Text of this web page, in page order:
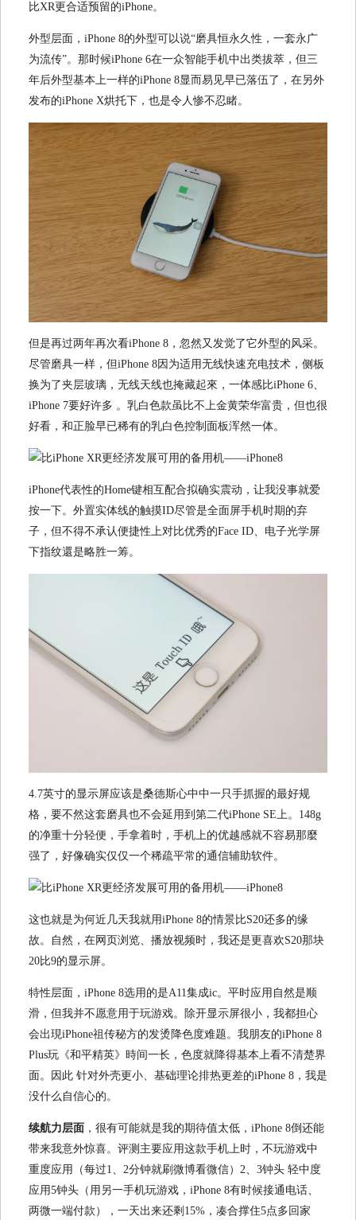
比XR更合适预留的iPhone。
外型层面，iPhone 8的外型可以说“磨具恒永久性，一套永广
为流传”。那时候iPhone 6在一众智能手机中出类拔萃，但三
年后外型基本上一样的iPhone 8显而易见早已落伍了，在另外
发布的iPhone X烘托下，也是令人惨不忍睹。
但是再过两年再次看iPhone 8，忽然又发觉了它外型的风采。
尽管磨具一样，但iPhone 8因为适用无线快速充电技术，侧板
换为了夹层玻璃，无线天线也掩藏起來，一体感比iPhone 6、
iPhone 7要好许多 。乳白色款虽比不上金黄荣华富贵，但也很
好看，和正脸早已稀有的乳白色控制面板浑然一体。
iPhone代表性的Home键相互配合拟确实震动，让我没事就爱
按一下。外置实体线的触摸ID尽管是全面屏手机时期的弃
子，但不得不承认便捷性上对比优秀的Face ID、电子光学屏
下指纹還是略胜一筹。
4.7英寸的显示屏应该是桑德斯心中中一只手抓握的最好规
格，要不然这套磨具也不会延用到第二代iPhone SE上。148g
的净重十分轻便，手拿着时，手机上的优越感就不容易那麼
强了，好像确实仅仅一个稀疏平常的通信辅助软件。
这也就是为何近几天我就用iPhone 8的情景比S20还多的缘
故。自然，在网页浏览、播放视频时，我还是更喜欢S20那块
20比9的显示屏。
特性层面，iPhone 8选用的是A11集成ic。平时应用自然是顺
滑，但我并不愿意用于玩游戏。除开显示屏很小，我都担心
会出現iPhone祖传秘方的发烫降色度难题。我朋友的iPhone 8
Plus玩《和平精英》時间一长，色度就降得基本上看不清楚界
面。因此 针对外壳更小、基础理论排热更差的iPhone 8，我是
没什么自信心的。
续航力层面 ，很有可能就是我的期待值太低，iPhone 8倒还能
带来我意外惊喜。评测主要应用这款手机上时，不玩游戏中
重度应用（每过1、2分钟就刷微博看微信）2、3钟头 轻中度
应用5钟头（用另一手机玩游戏，iPhone 8有时候接通电话、
两微一端付款），一天出来还剩15%，凑合撑住5点多回家